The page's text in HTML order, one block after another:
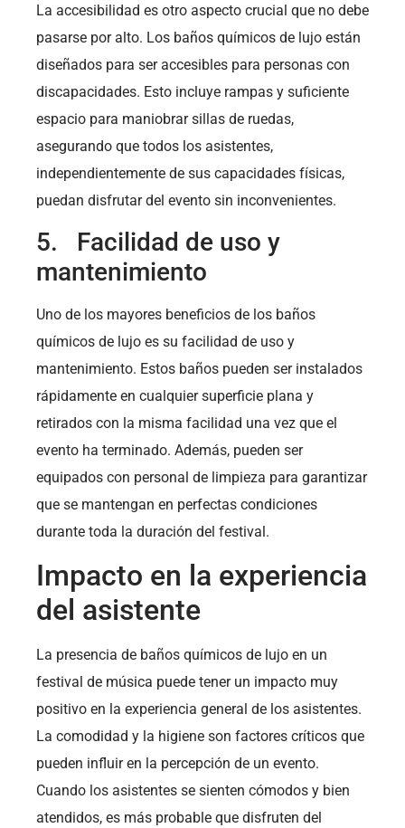
La accesibilidad es otro aspecto crucial que no debe
pasarse por alto. Los baños químicos de lujo están
diseñados para ser accesibles para personas con
discapacidades. Esto incluye rampas y suficiente
espacio para maniobrar sillas de ruedas,
asegurando que todos los asistentes,
independientemente de sus capacidades físicas,
puedan disfrutar del evento sin inconvenientes.
5. Facilidad de uso y
mantenimiento
Uno de los mayores beneficios de los baños
químicos de lujo es su facilidad de uso y
mantenimiento. Estos baños pueden ser instalados
rápidamente en cualquier superficie plana y
retirados con la misma facilidad una vez que el
evento ha terminado. Además, pueden ser
equipados con personal de limpieza para garantizar
que se mantengan en perfectas condiciones
durante toda la duración del festival.
Impacto en la experiencia
del asistente
La presencia de baños químicos de lujo en un
festival de música puede tener un impacto muy
positivo en la experiencia general de los asistentes.
La comodidad y la higiene son factores críticos que
pueden influir en la percepción de un evento.
Cuando los asistentes se sienten cómodos y bien
atendidos, es más probable que disfruten del